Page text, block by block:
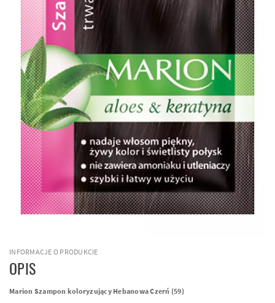
INFORMACJE O PRODUKCIE
OPIS
Marion Szampon koloryzujący Hebanowa Czerń (59)